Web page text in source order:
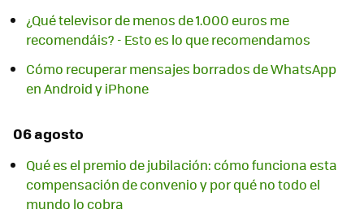
¿Qué televisor de menos de 1.000 euros me
recomendáis? - Esto es lo que recomendamos
Cómo recuperar mensajes borrados de WhatsApp
en Android y iPhone
06 agosto
Qué es el premio de jubilación: cómo funciona esta
compensación de convenio y por qué no todo el
mundo lo cobra